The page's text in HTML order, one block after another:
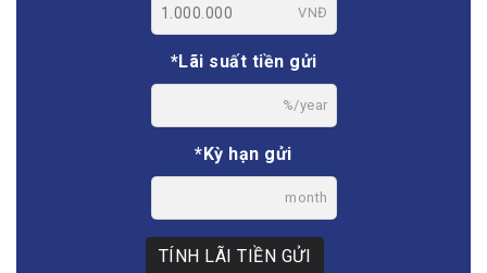
VNĐ
*Lãi suất tiền gửi
%/year
*Kỳ hạn gửi
month
TÍNH LÃI TIỀN GỬI